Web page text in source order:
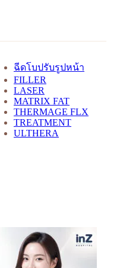
ฉีดโบปรับรูปหน้า
FILLER
LASER
MATRIX FAT
THERMAGE FLX
TREATMENT
ULTHERA